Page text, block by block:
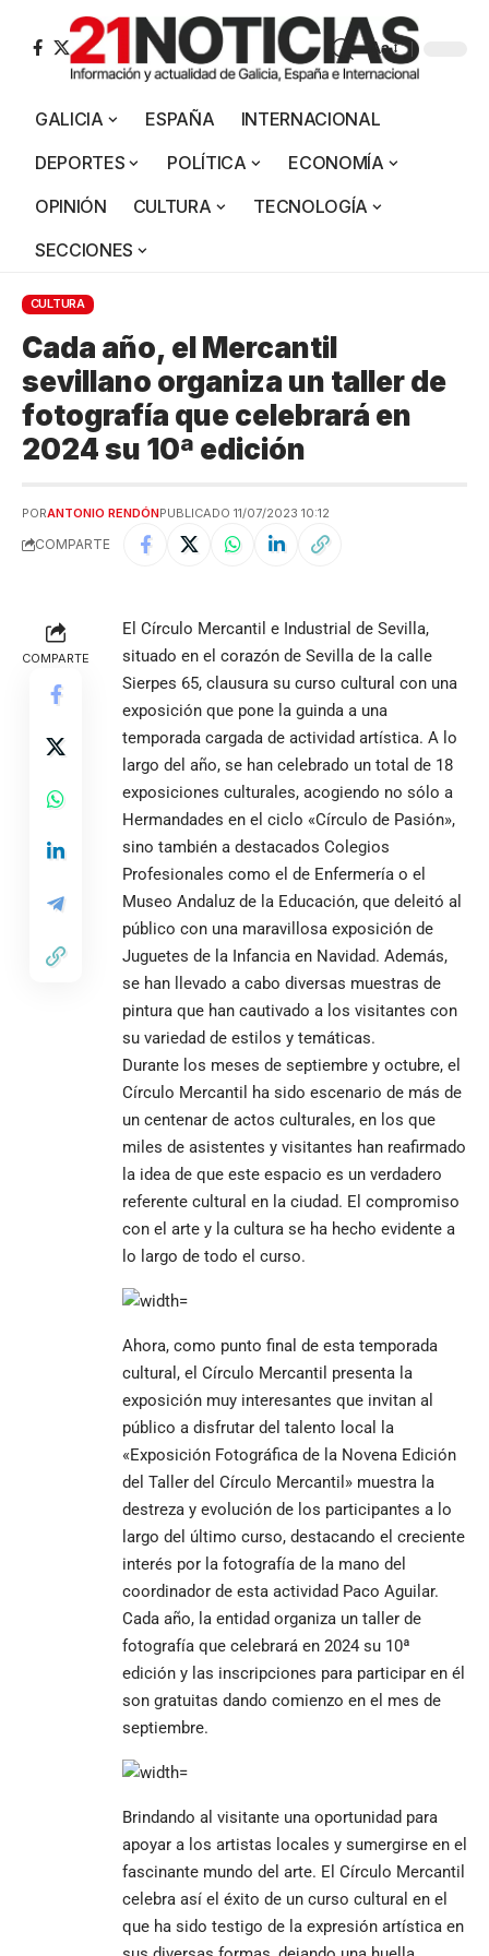
Aa
GALICIA ESPAÑA
INTERNACIONAL
DEPORTES
POLÍTICA
ECONOMÍA
OPINIÓN
CULTURA
TECNOLOGÍA
SECCIONES
CULTURA
Cada año, el Mercantil
sevillano organiza un taller de
fotografía que celebrará en
2024 su 10ª edición
PORANTONIO RENDÓNPUBLICADO 11/07/2023 10:12
COMPARTE
COMPARTE
El Círculo Mercantil e Industrial de Sevilla,
situado en el corazón de Sevilla de la calle
Sierpes 65, clausura su curso cultural con una
exposición que pone la guinda a una
temporada cargada de actividad artística. A lo
largo del año, se han celebrado un total de 18
exposiciones culturales, acogiendo no sólo a
Hermandades en el ciclo «Círculo de Pasión»,
sino también a destacados Colegios
Profesionales como el de Enfermería o el
Museo Andaluz de la Educación, que deleitó al
público con una maravillosa exposición de
Juguetes de la Infancia en Navidad. Además,
se han llevado a cabo diversas muestras de
pintura que han cautivado a los visitantes con
su variedad de estilos y temáticas.
Durante los meses de septiembre y octubre, el
Círculo Mercantil ha sido escenario de más de
un centenar de actos culturales, en los que
miles de asistentes y visitantes han reafirmado
la idea de que este espacio es un verdadero
referente cultural en la ciudad. El compromiso
con el arte y la cultura se ha hecho evidente a
lo largo de todo el curso.
Ahora, como punto final de esta temporada
cultural, el Círculo Mercantil presenta la
exposición muy interesantes que invitan al
público a disfrutar del talento local la
«Exposición Fotográfica de la Novena Edición
del Taller del Círculo Mercantil» muestra la
destreza y evolución de los participantes a lo
largo del último curso, destacando el creciente
interés por la fotografía de la mano del
coordinador de esta actividad Paco Aguilar.
Cada año, la entidad organiza un taller de
fotografía que celebrará en 2024 su 10ª
edición y las inscripciones para participar en él
son gratuitas dando comienzo en el mes de
septiembre.
Brindando al visitante una oportunidad para
apoyar a los artistas locales y sumergirse en el
fascinante mundo del arte. El Círculo Mercantil
celebra así el éxito de un curso cultural en el
que ha sido testigo de la expresión artística en